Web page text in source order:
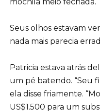
Seus olhos estavam
nada mais parecia
Patricia estava atrás
um pé batendo. “Seu
ela disse friamente.
US$1.500 para um